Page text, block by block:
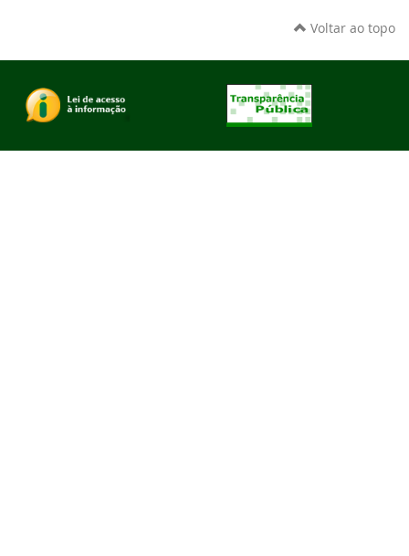
Voltar ao topo